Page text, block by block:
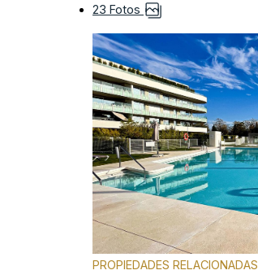
23 Fotos
PROPIEDADES RELACIONADAS